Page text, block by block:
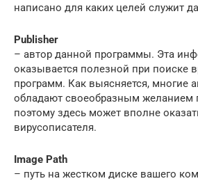
написано для каких целей служит
Publisher
– автор данной программы. Эта
оказывается полезной при поиске
программ. Как выясняется, многие
обладают своеобразным желанием
поэтому здесь может вполне
вирусописателя.
Image Path
– путь на жестком диске вашего